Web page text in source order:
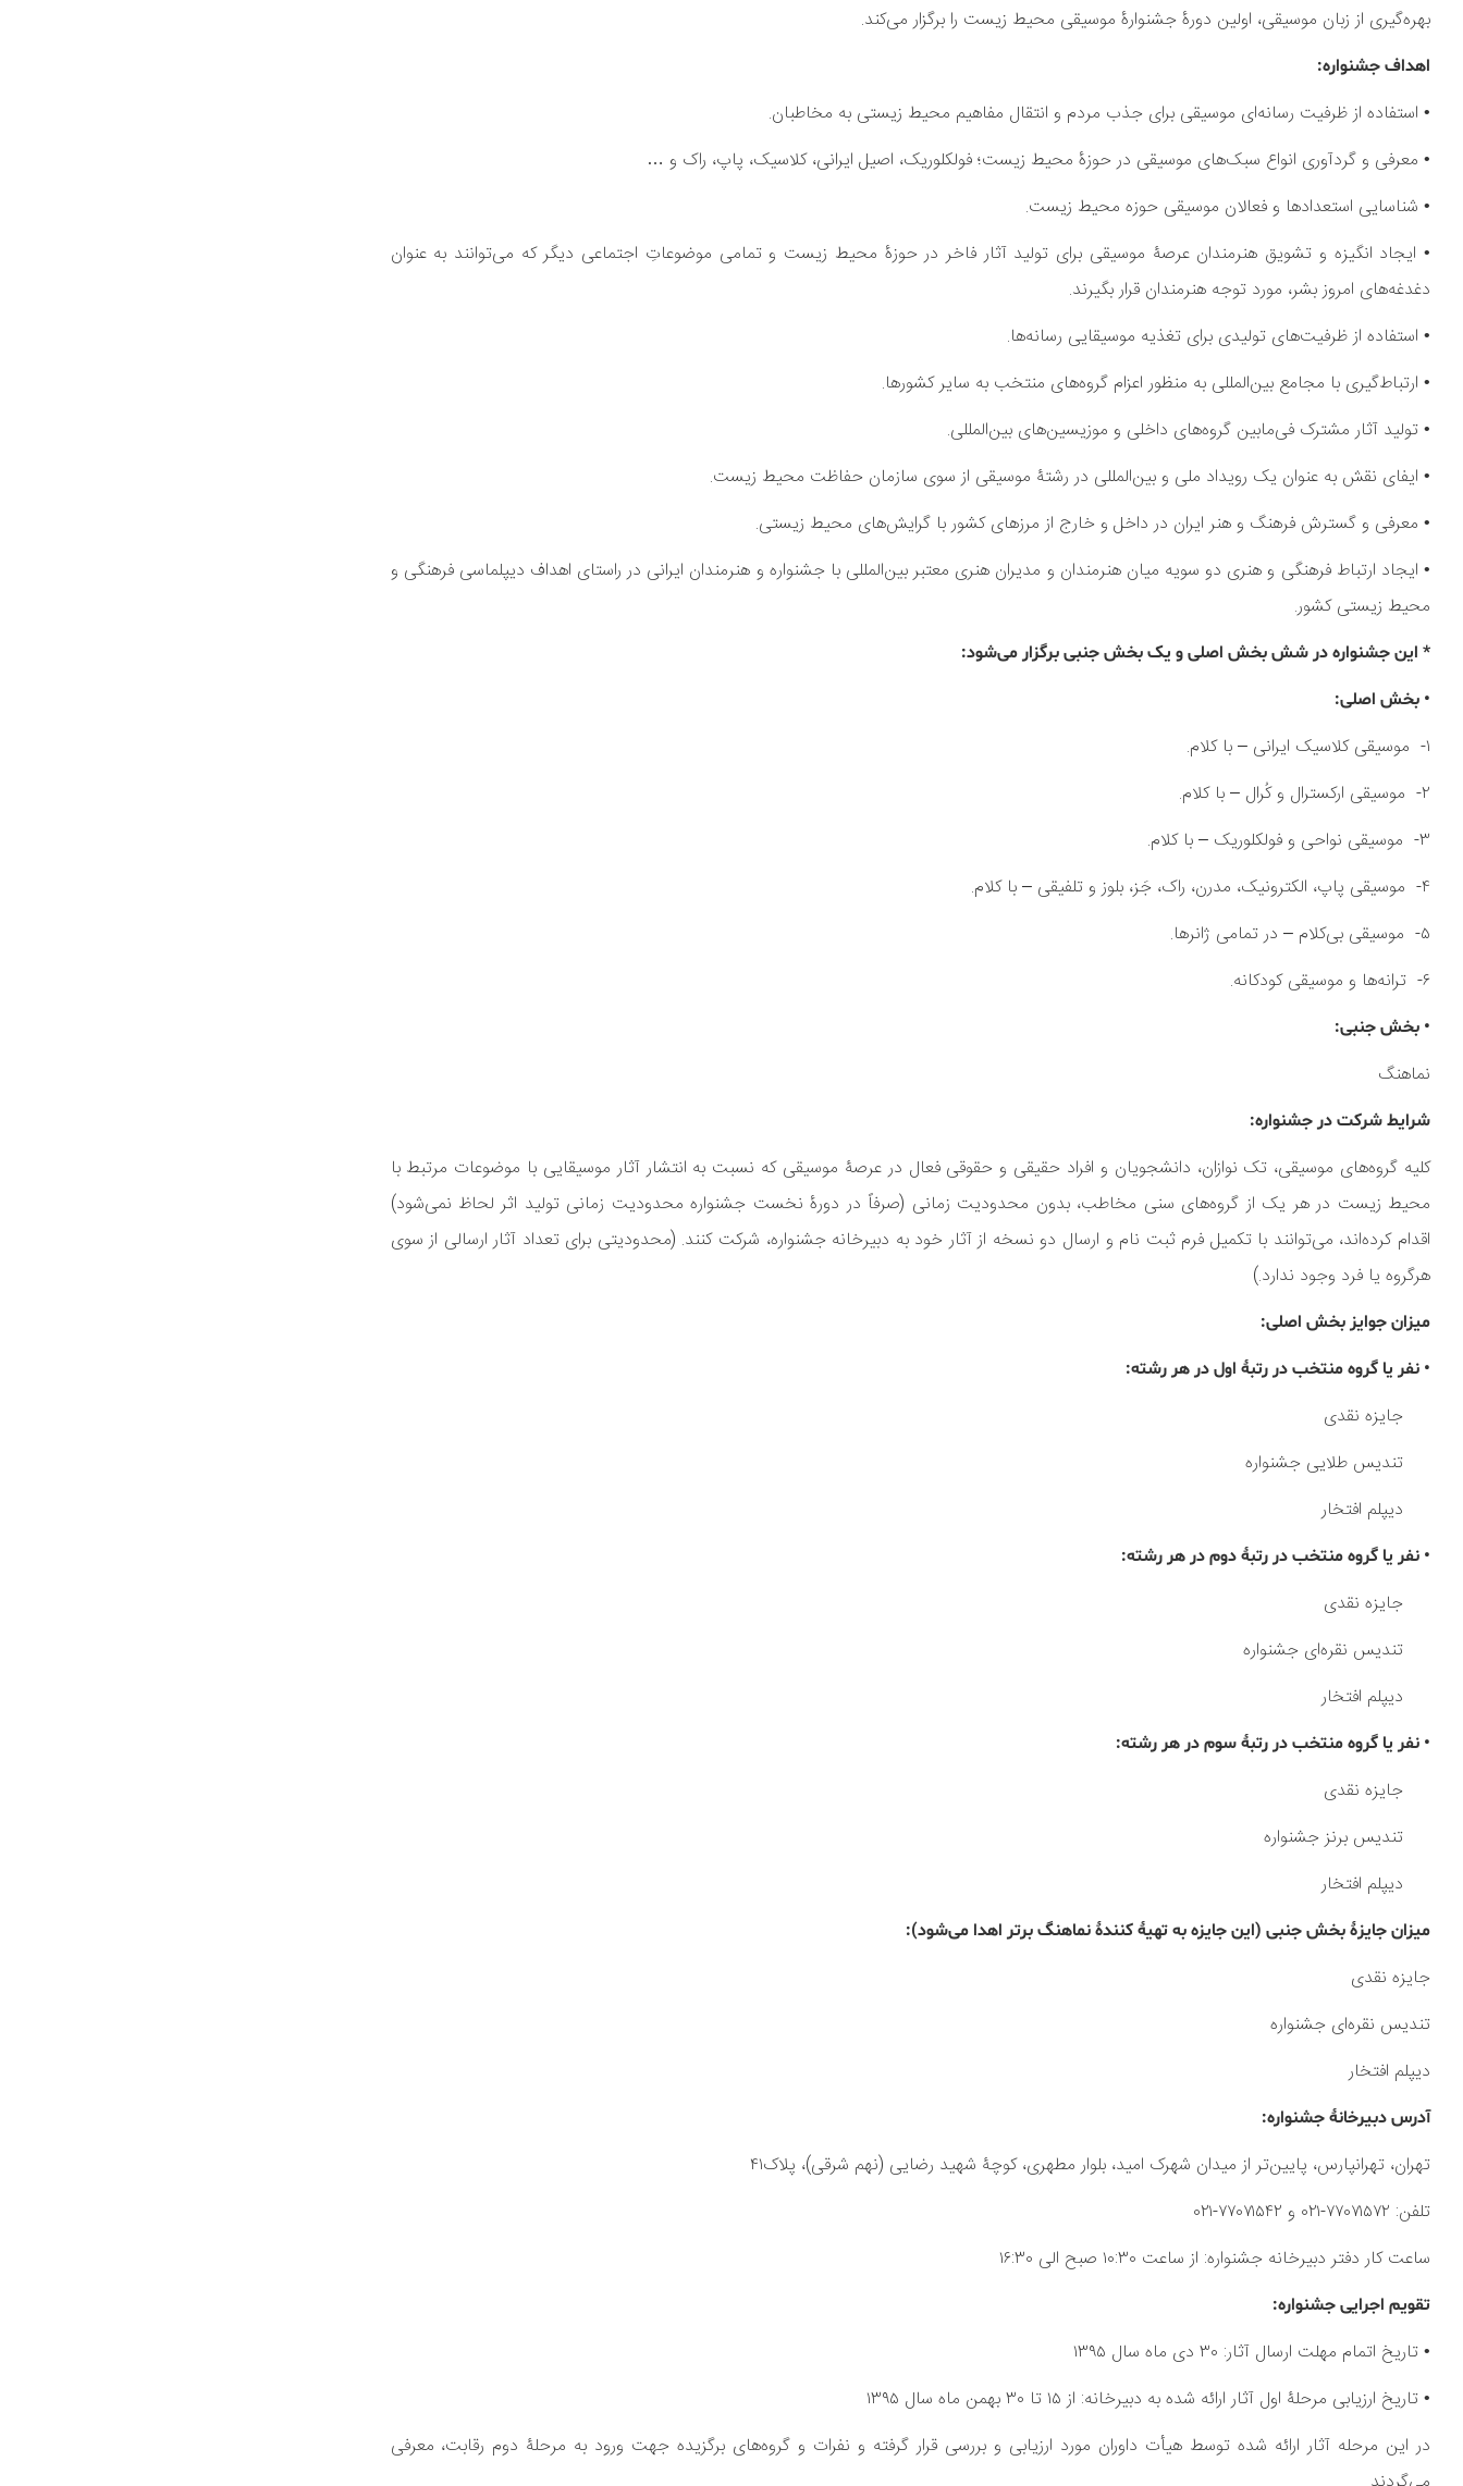
بهره‌گیری از زبان موسیقی، اولین دورۀ جشنوارۀ موسیقی محیط زیست را برگزار می‌کند.
اهداف جشنواره:
• استفاده از ظرفیت رسانه‌ای موسیقی برای جذب مردم و انتقال مفاهیم محیط زیستی به مخاطبان.
• معرفی و گردآوری انواع سبک‌های موسیقی در حوزۀ محیط زیست؛ فولکلوریک، اصیل ایرانی، کلاسیک، پاپ، راک و …
• شناسایی استعدادها و فعالان موسیقی حوزه محیط زیست.
• ایجاد انگیزه و تشویق هنرمندان عرصۀ موسیقی برای تولید آثار فاخر در حوزۀ محیط زیست و تمامی موضوعاتِ اجتماعی دیگر که می‌توانند به عنوان
دغدغه‌های امروز بشر، مورد توجه هنرمندان قرار بگیرند.
• استفاده از ظرفیت‌های تولیدی برای تغذیه موسیقایی رسانه‌ها.
• ارتباط‌گیری با مجامع بین‌المللی به منظور اعزام گروه‌های منتخب به سایر کشورها.
• تولید آثار مشترک فی‌مابین گروه‌های داخلی و موزیسین‌های بین‌المللی.
• ایفای نقش به عنوان یک رویداد ملی و بین‌المللی در رشتۀ موسیقی از سوی سازمان حفاظت محیط زیست.
• معرفی و گسترش فرهنگ و هنر ایران در داخل و خارج از مرزهای کشور با گرایش‌های محیط زیستی.
• ایجاد ارتباط فرهنگی و هنری دو سویه میان هنرمندان و مدیران هنری معتبر بین‌المللی با جشنواره و هنرمندان ایرانی در راستای اهداف دیپلماسی فرهنگی و
محیط زیستی کشور.
* این جشنواره در شش بخش اصلی و یک بخش جنبی برگزار می‌شود:
• بخش اصلی:
۱- موسیقی کلاسیک ایرانی – با کلام.
۲- موسیقی ارکسترال و کُرال – با کلام.
۳- موسیقی نواحی و فولکلوریک – با کلام.
۴- موسیقی پاپ، الکترونیک، مدرن، راک، جَز، بلوز و تلفیقی – با کلام.
۵- موسیقی بی‌کلام – در تمامی ژانرها.
۶- ترانه‌ها و موسیقی کودکانه.
• بخش جنبی:
نماهنگ
شرایط شرکت در جشنواره:
کلیه گروه‌های موسیقی، تک نوازان، دانشجویان و افراد حقیقی و حقوقی فعال در عرصۀ موسیقی که نسبت به انتشار آثار موسیقایی با موضوعات مرتبط با
محیط زیست در هر یک از گروه‌های سنی مخاطب، بدون محدودیت زمانی (صرفاً در دورۀ نخست جشنواره محدودیت زمانی تولید اثر لحاظ نمی‌شود)
اقدام کرده‌اند، می‌توانند با تکمیل فرم ثبت نام و ارسال دو نسخه از آثار خود به دبیرخانه جشنواره، شرکت کنند. (محدودیتی برای تعداد آثار ارسالی از سوی
هرگروه یا فرد وجود ندارد.)
میزان جوایز بخش اصلی:
• نفر یا گروه منتخب در رتبۀ اول در هر رشته:
جایزه نقدی
تندیس طلایی جشنواره
دیپلم افتخار
• نفر یا گروه منتخب در رتبۀ دوم در هر رشته:
جایزه نقدی
تندیس نقره‌ای جشنواره
دیپلم افتخار
• نفر یا گروه منتخب در رتبۀ سوم در هر رشته:
جایزه نقدی
تندیس برنز جشنواره
دیپلم افتخار
میزان جایزۀ بخش جنبی (این جایزه به تهیۀ کنندۀ نماهنگ برتر اهدا می‌شود):
جایزه نقدی
تندیس نقره‌ای جشنواره
دیپلم افتخار
آدرس دبیرخانۀ جشنواره:
تهران، تهرانپارس، پایین‌تر از میدان شهرک امید، بلوار مطهری، کوچۀ شهید رضایی (نهم شرقی)، پلاک۴۱
تلفن: ۷۷۰۷۱۵۷۲-۰۲۱ و ۷۷۰۷۱۵۴۲-۰۲۱
ساعت کار دفتر دبیرخانه جشنواره: از ساعت ۱۰:۳۰ صبح الی ۱۶:۳۰
تقویم اجرایی جشنواره:
• تاریخ اتمام مهلت ارسال آثار: ۳۰ دی ماه سال ۱۳۹۵
• تاریخ ارزیابی مرحلۀ اول آثار ارائه شده به دبیرخانه: از ۱۵ تا ۳۰ بهمن ماه سال ۱۳۹۵
در این مرحله آثار ارائه شده توسط هیأت داوران مورد ارزیابی و بررسی قرار گرفته و نفرات و گروه‌های برگزیده جهت ورود به مرحلۀ دوم رقابت، معرفی